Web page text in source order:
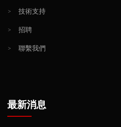
> 技術支持
> 招聘
> 聯繫我們
最新消息